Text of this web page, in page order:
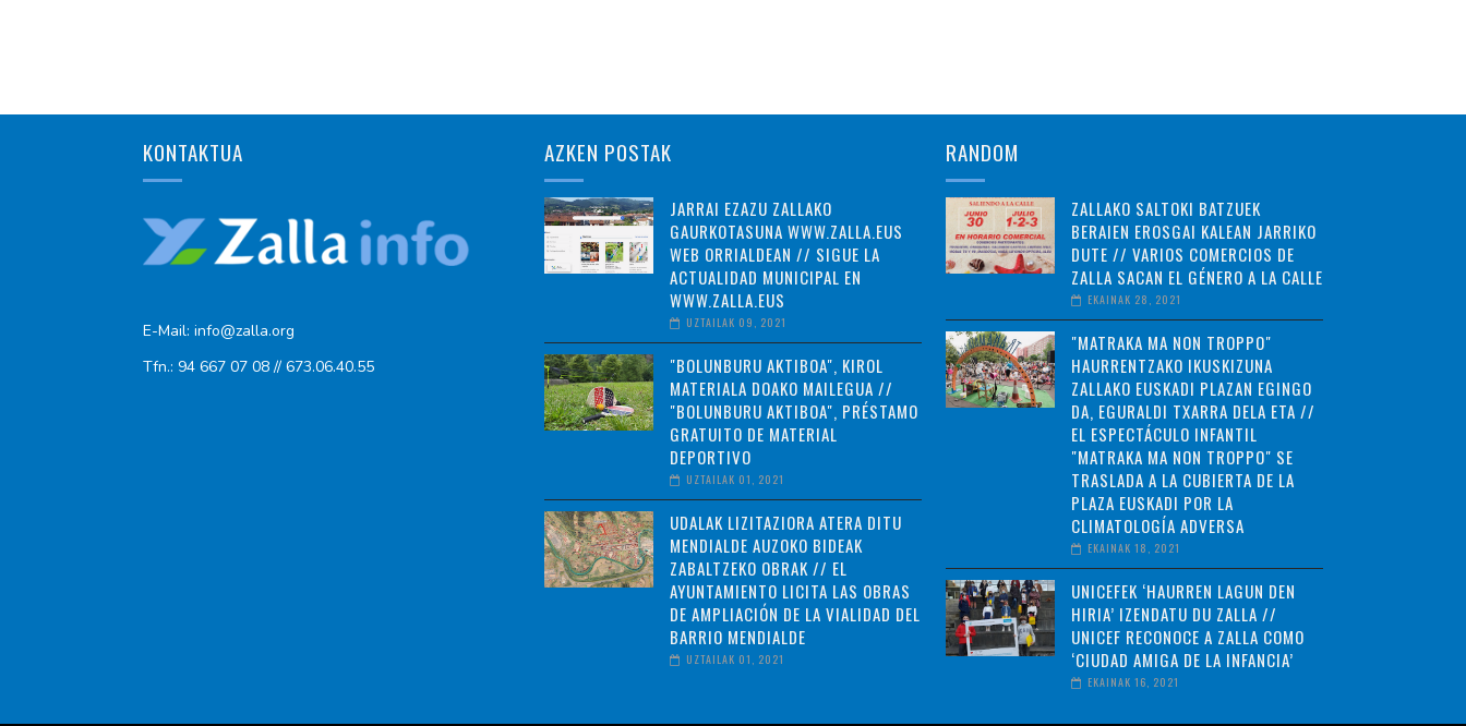
KONTAKTUA
E-Mail: info@zalla.org
Tfn.: 94 667 07 08 // 673.06.40.55
AZKEN POSTAK
JARRAI EZAZU ZALLAKO
GAURKOTASUNA WWW.ZALLA.EUS
WEB ORRIALDEAN // SIGUE LA
ACTUALIDAD MUNICIPAL EN
WWW.ZALLA.EUS
UZTAILAK 09, 2021
"BOLUNBURU AKTIBOA", KIROL
MATERIALA DOAKO MAILEGUA //
"BOLUNBURU AKTIBOA", PRÉSTAMO
GRATUITO DE MATERIAL
DEPORTIVO
UZTAILAK 01, 2021
UDALAK LIZITAZIORA ATERA DITU
MENDIALDE AUZOKO BIDEAK
ZABALTZEKO OBRAK // EL
AYUNTAMIENTO LICITA LAS OBRAS
DE AMPLIACIÓN DE LA VIALIDAD DEL
BARRIO MENDIALDE
UZTAILAK 01, 2021
RANDOM
ZALLAKO SALTOKI BATZUEK
BERAIEN EROSGAI KALEAN JARRIKO
DUTE // VARIOS COMERCIOS DE
ZALLA SACAN EL GÉNERO A LA CALLE
EKAINAK 28, 2021
"MATRAKA MA NON TROPPO"
HAURRENTZAKO IKUSKIZUNA
ZALLAKO EUSKADI PLAZAN EGINGO
DA, EGURALDI TXARRA DELA ETA //
EL ESPECTÁCULO INFANTIL
"MATRAKA MA NON TROPPO" SE
TRASLADA A LA CUBIERTA DE LA
PLAZA EUSKADI POR LA
CLIMATOLOGÍA ADVERSA
EKAINAK 18, 2021
UNICEFEK ‘HAURREN LAGUN DEN
HIRIA’ IZENDATU DU ZALLA //
UNICEF RECONOCE A ZALLA COMO
‘CIUDAD AMIGA DE LA INFANCIA’
EKAINAK 16, 2021